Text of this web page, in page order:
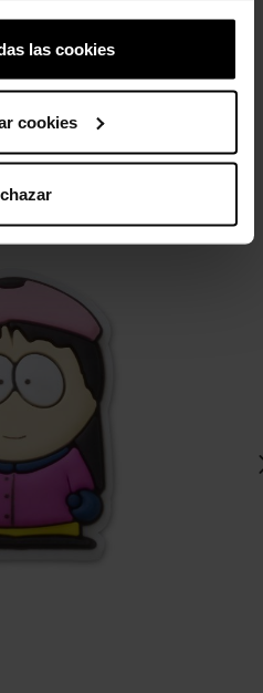
las cookies
cookies
4,99 € 3,99 €
la misma